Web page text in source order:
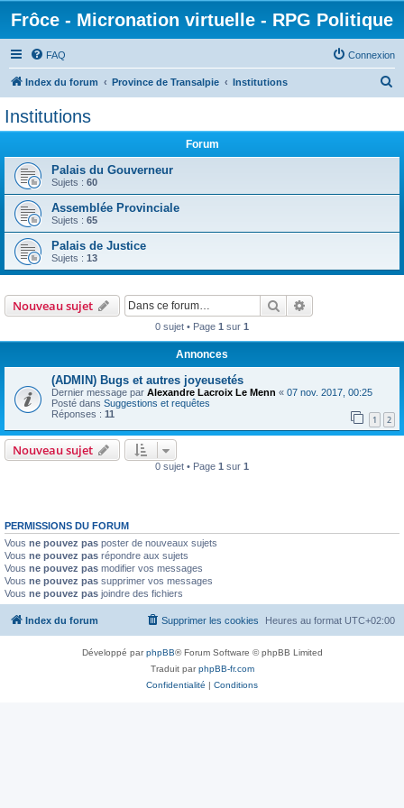
Frôce - Micronation virtuelle - RPG Politique
FAQ Connexion
Index du forum Province de Transalpie Institutions
h
r
Institutions
Forum
Palais du Gouverneur
Sujets : 60
Assemblée Provinciale
Sujets : 65
Palais de Justice
Sujets : 13
Nouveau sujet Rechercher
0 sujet • Page 1 sur 1
Annonces
(ADMIN) Bugs et autres joyeusetés
Dernier message par Alexandre Lacroix Le Menn « 07 nov. 2017, 00:25
Posté dans Suggestions et requêtes
Réponses : 11 1 2
Nouveau sujet
0 sujet • Page 1 sur 1
PERMISSIONS DU FORUM
Vous ne pouvez pas poster de nouveaux sujets
Vous ne pouvez pas répondre aux sujets
Vous ne pouvez pas modifier vos messages
Vous ne pouvez pas supprimer vos messages
Vous ne pouvez pas joindre des fichiers
Index du forum Heures au format UTC+02:00
Supprimer les cookies
Développé parphpBB® Forum Software © phpBB Limited
Traduit parphpBB-fr.com
Confidentialité | Conditions